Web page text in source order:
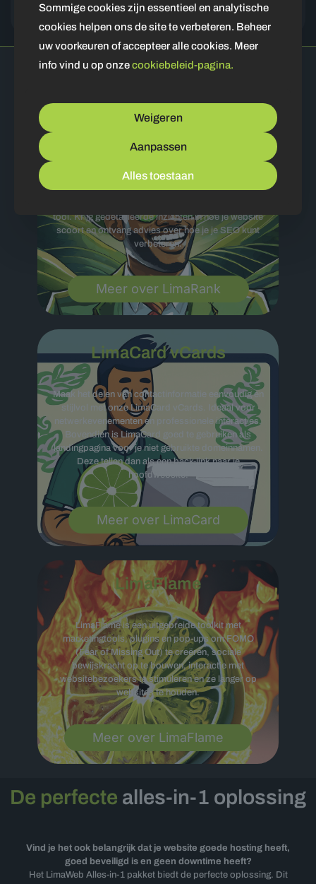
toekomst.
tool. Krijg gedetailleerde inzichten in hoe je website
scoort en ontvang advies over hoe je je SEO kunt
verbeteren.
Meer over LimaRank
LimaCard vCards
Maak het delen van contactinformatie eenvoudig en
stijlvol met onze LimaCard vCards. Ideaal voor
netwerkevenementen en professionele interacties.
Bovendien is LimaCard goed te gebruiken als
landingpagina voor je niet gebruikte domeinnamen.
Deze tellen dan als een back-link naar je
hoofdwebsite!
Meer over LimaCard
LimaFlame
LimaFlame is een uitgebreide toolkit met
marketingtools, plugins en pop-ups om FOMO
(Fear of Missing Out) te creëren, sociale
bewijskracht op te bouwen, interactie met
websitebezoekers te stimuleren en ze langer op
websites te houden.
Meer over LimaFlame
De perfecte alles-in-1 oplossing
Vind je het ook belangrijk dat je website goede hosting heeft,
goed beveiligd is en geen downtime heeft?
Het LimaWeb Alles-in-1 pakket biedt de perfecte oplossing. Dit
Sommige cookies zijn essentieel en analytische
cookies helpen ons de site te verbeteren. Beheer
uw voorkeuren of accepteer alle cookies. Meer
info vind u op onzecookiebeleid-pagina.
Weigeren
Aanpassen
Alles toestaan